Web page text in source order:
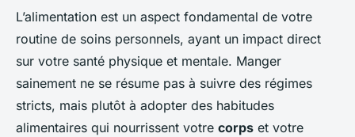
L’alimentation est un aspect fondamental de votre
routine de soins personnels, ayant un impact direct
sur votre santé physique et mentale. Manger
sainement ne se résume pas à suivre des régimes
stricts, mais plutôt à adopter des habitudes
alimentaires qui nourrissent votre corps et votre